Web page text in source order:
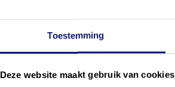
Toestemming
Deze website maakt gebruik van cookies